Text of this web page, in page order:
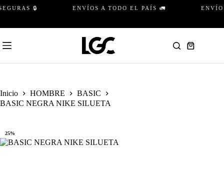
al
🔒 ENVÍOS A TODO EL PAÍS 🚛 ENVÍO
Carro
Inicio HOMBRE
BASIC
BASIC NEGRA NIKE SILUETA
25%